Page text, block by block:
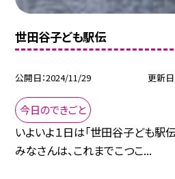
世田谷子ども駅伝
公開日 2024/11/29 更新日
今日のできごと
いよいよ１日は「世田谷子ども駅
みなさんは、これまでこつこ...